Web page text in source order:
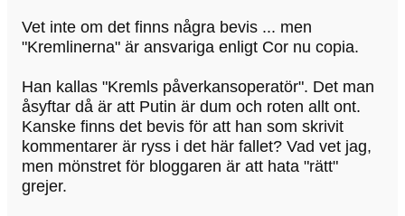
Vet inte om det finns några bevis ... men
"Kremlinerna" är ansvariga enligt Cor nu copia.
Han kallas "Kremls påverkansoperatör". Det man
åsyftar då är att Putin är dum och roten allt ont.
Kanske finns det bevis för att han som skrivit
kommentarer är ryss i det här fallet? Vad vet jag,
men mönstret för bloggaren är att hata "rätt"
grejer.